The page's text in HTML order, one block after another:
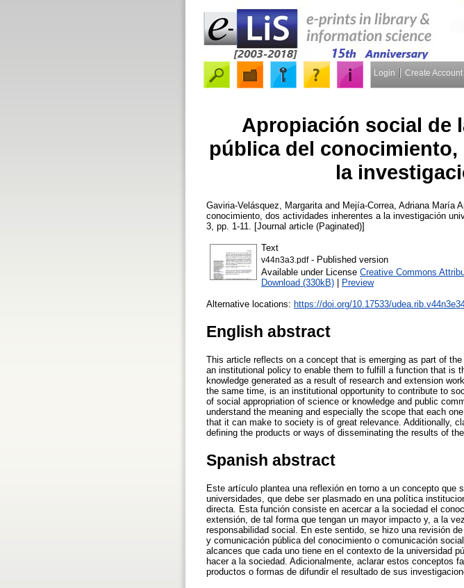
Login Create Account
Apropiación social de
pública del
la
Gaviria-Velásquez, Margarita and Mejía-Correa, Adriana María
conocimiento, dos actividades inherentes a la investigación
3, pp. 1-11. [Journal article (Paginated)]
Text
v44n3a3.pdf- Published version
Available under License Creative Commons
Download (330kB) | Preview
Alternative locations: https://doi.org/10.17533/
English abstract
This article reflects on a concept that is emerging as part of
an institutional policy to enable them to fulfill a function that is
knowledge generated as a result of research and extension
the same time, is an institutional opportunity to contribute to
of social appropriation of science or knowledge and public
understand the meaning and especially the scope that each
that it can make to society is of great relevance. Additionally,
defining the products or ways of disseminating the results of
Spanish abstract
Este artículo plantea una reflexión en torno a un concepto
universidades, que debe ser plasmado en una política
directa. Esta función consiste en acercar a la sociedad el
extensión, de tal forma que tengan un mayor impacto y, a la
responsabilidad social. En este sentido, se hizo una revisión
y comunicación pública del conocimiento o comunicación
alcances que cada uno tiene en el contexto de la universidad
hacer a la sociedad. Adicionalmente, aclarar estos conceptos
productos o formas de difundir el resultado de sus